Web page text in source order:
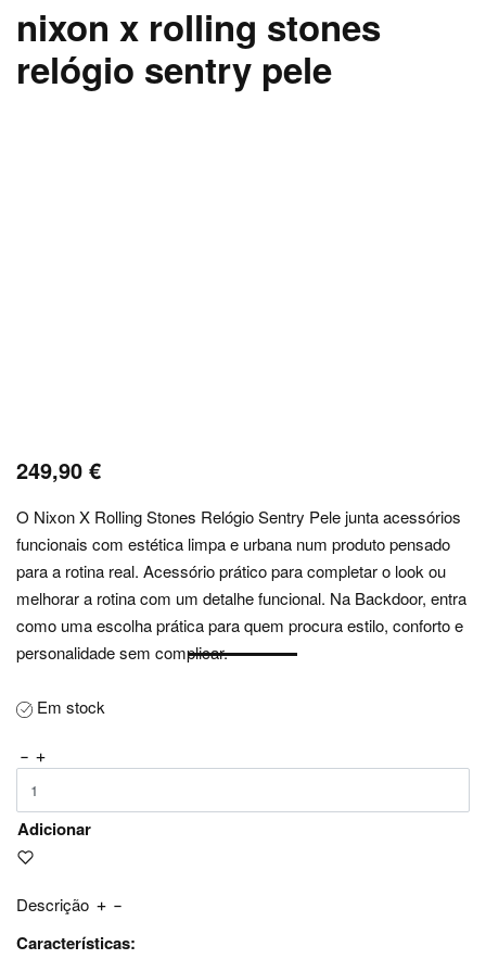
nixon x rolling stones
relógio sentry pele
249,90 €
O Nixon X Rolling Stones Relógio Sentry Pele junta acessórios
funcionais com estética limpa e urbana num produto pensado
para a rotina real. Acessório prático para completar o look ou
melhorar a rotina com um detalhe funcional. Na Backdoor, entra
como uma escolha prática para quem procura estilo, conforto e
personalidade sem complicar.
Em stock
Adicionar
Descrição
Características: